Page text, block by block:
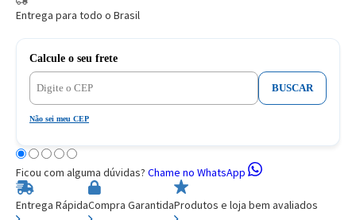
Entrega para todo o Brasil
Calcule o seu frete
BUSCAR
Não sei meu CEP
Ficou com alguma dúvidas? Chame no WhatsApp
Entrega RápidaCompra GarantidaProdutos e loja bem avaliados